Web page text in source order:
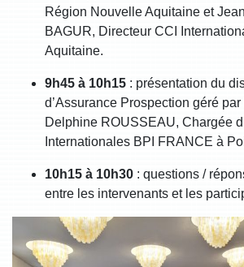
Région Nouvelle Aquitaine et
BAGUR, Directeur CCI
Aquitaine.
9h45 à 10h15 : présentation du
d’Assurance Prospection géré
Delphine ROUSSEAU, Chargée
Internationales BPI FRANCE à
10h15 à 10h30 : questions /
entre les intervenants et les